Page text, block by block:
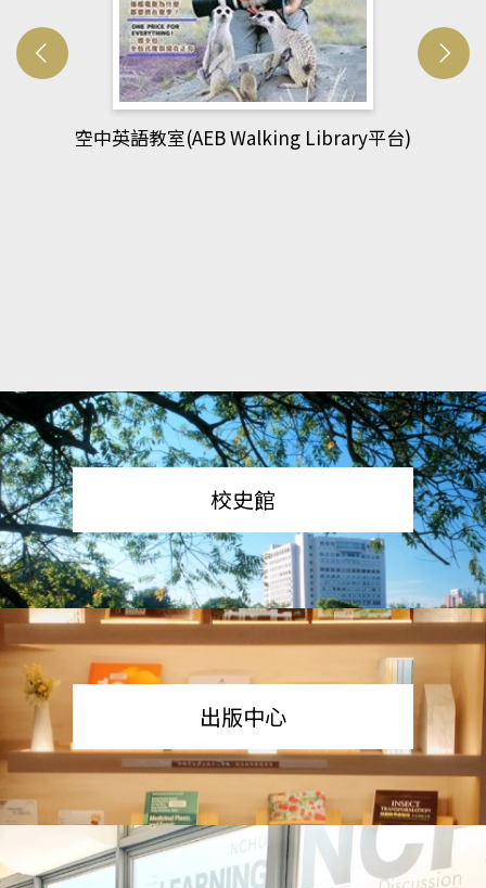
網管人(kono平台)
校史館
出版中心